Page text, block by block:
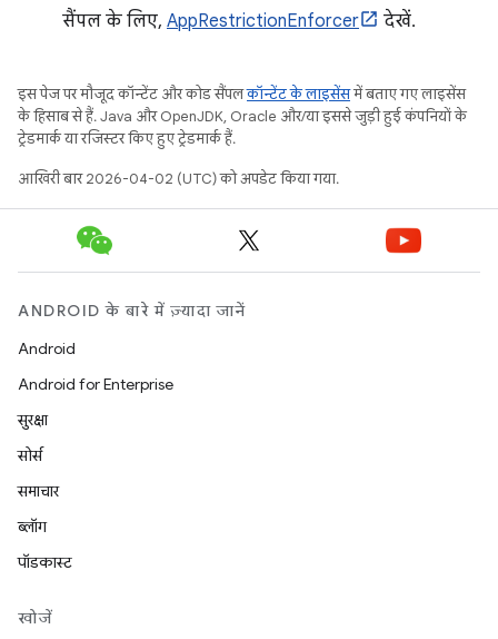
सैंपल के लिए, AppRestrictionEnforcer देखें.
इस पेज पर मौजूद कॉन्टेंट और कोड सैंपलकॉन्टेंट के लाइसेंसमें बताए गए लाइसेंस
के हिसाब से हैं. Java और OpenJDK, Oracle और/या इससे जुड़ी हुई कंपनियों के
ट्रेडमार्क या रजिस्टर किए हुए ट्रेडमार्क हैं.
आखिरी बार 2026-04-02 (UTC) को अपडेट किया गया.
ANDROID के बारे में ज़्यादा जानें
Android
Android for Enterprise
सुरक्षा
सोर्स
समाचार
ब्लॉग
पॉडकास्ट
खोजें